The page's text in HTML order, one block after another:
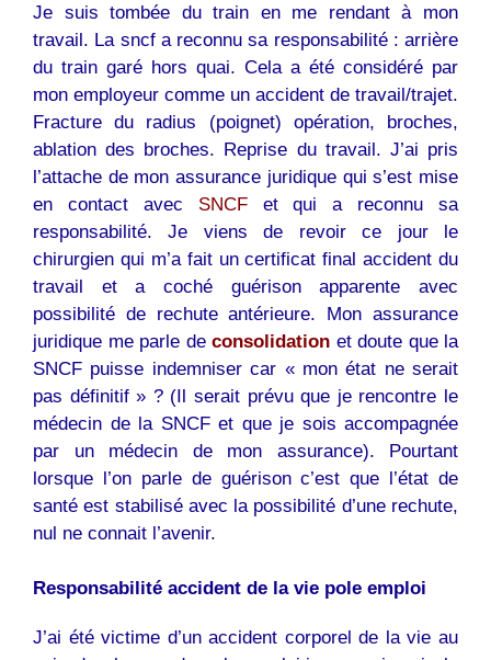
Je suis tombée du train en me rendant à mon
travail. La sncf a reconnu sa responsabilité : arrière
du train garé hors quai. Cela a été considéré par
mon employeur comme un accident de travail/trajet.
Fracture du radius (poignet) opération, broches,
ablation des broches. Reprise du travail. J’ai pris
l’attache de mon assurance juridique qui s’est mise
en contact avec SNCFet qui a reconnu sa
responsabilité. Je viens de revoir ce jour le
chirurgien qui m’a fait un certificat final accident du
travail et a coché guérison apparente avec
possibilité de rechute antérieure. Mon assurance
juridique me parle de consolidation et doute que la
SNCF puisse indemniser car « mon état ne serait
pas définitif » ? (Il serait prévu que je rencontre le
médecin de la SNCF et que je sois accompagnée
par un médecin de mon assurance). Pourtant
lorsque l’on parle de guérison c’est que l’état de
santé est stabilisé avec la possibilité d’une rechute,
nul ne connait l’avenir.
Responsabilité accident de la vie pole emploi
J’ai été victime d’un accident corporel de la vie au